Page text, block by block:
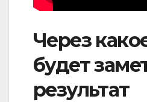
Через
будет
результат